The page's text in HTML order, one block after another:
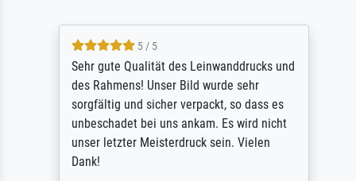
5 / 5
Sehr gute Qualität des Leinwanddrucks und
des Rahmens! Unser Bild wurde sehr
sorgfältig und sicher verpackt, so dass es
unbeschadet bei uns ankam. Es wird nicht
unser letzter Meisterdruck sein. Vielen
Dank!